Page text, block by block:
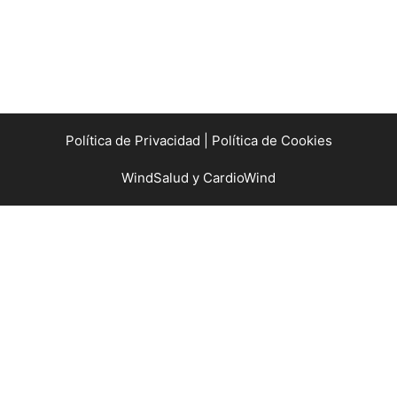
Política de Privacidad | Política de Cookies
WindSalud y CardioWind